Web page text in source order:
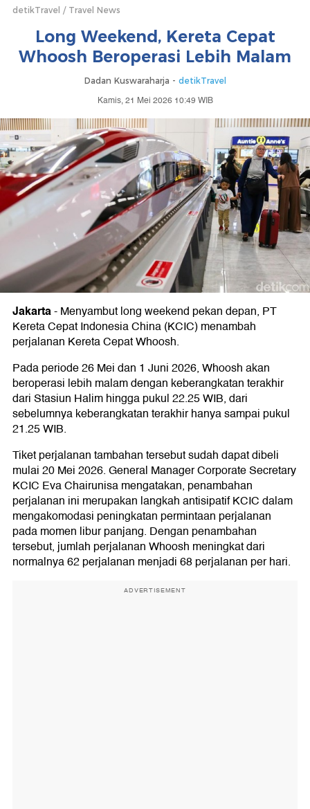
detikTravel Travel News
Long Weekend, Kereta Cepat
Whoosh Beroperasi Lebih Malam
Dadan Kuswaraharja - detikTravel
Kamis, 21 Mei 2026 10:49 WIB
Jakarta-Menyambut long weekend pekan depan, PT
Kereta Cepat Indonesia China (KCIC) menambah
perjalanan Kereta Cepat Whoosh.
Pada periode 26 Mei dan 1 Juni 2026, Whoosh akan
beroperasi lebih malam dengan keberangkatan terakhir
dari Stasiun Halim hingga pukul 22.25 WIB, dari
sebelumnya keberangkatan terakhir hanya sampai pukul
21.25 WIB.
Tiket perjalanan tambahan tersebut sudah dapat dibeli
mulai 20 Mei 2026. General Manager Corporate Secretary
KCIC Eva Chairunisa mengatakan, penambahan
perjalanan ini merupakan langkah antisipatif KCIC dalam
mengakomodasi peningkatan permintaan perjalanan
pada momen libur panjang. Dengan penambahan
tersebut, jumlah perjalanan Whoosh meningkat dari
normalnya 62 perjalanan menjadi 68 perjalanan per hari.
ADVERTISEMENT